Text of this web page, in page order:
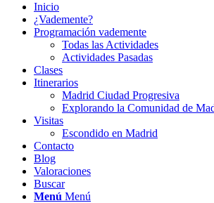
Inicio
¿Vademente?
Programación vademente
Todas las Actividades
Actividades Pasadas
Clases
Itinerarios
Madrid Ciudad Progresiva
Explorando la Comunidad de
Visitas
Escondido en Madrid
Contacto
Blog
Valoraciones
Buscar
Menú Menú